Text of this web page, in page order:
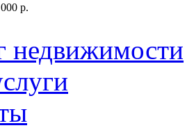
р.
недвижимости